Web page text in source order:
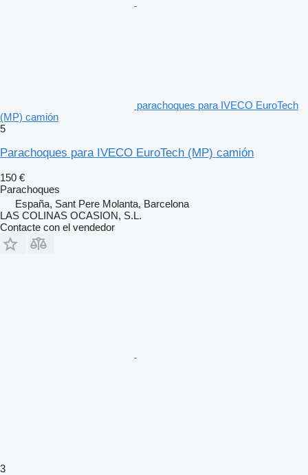
parachoques para IVECO EuroTech
(MP) camión
5
Parachoques para IVECO EuroTech (MP) camión
150 €
Parachoques
España, Sant Pere Molanta, Barcelona
LAS COLINAS OCASION, S.L.
Contacte con el vendedor
3